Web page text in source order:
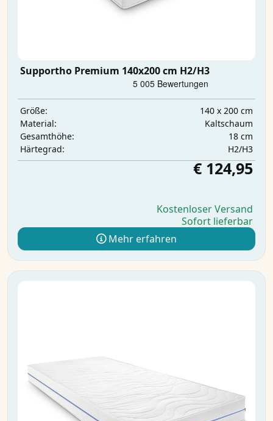
Supportho Premium 140x200 cm H2/H3
Größe:
140 x 200 cm
Material:
Kaltschaum
Gesamthöhe:
18 cm
Härtegrad:
H2/H3
€ 124,95
Kostenloser Versand
Sofort lieferbar
Mehr erfahren